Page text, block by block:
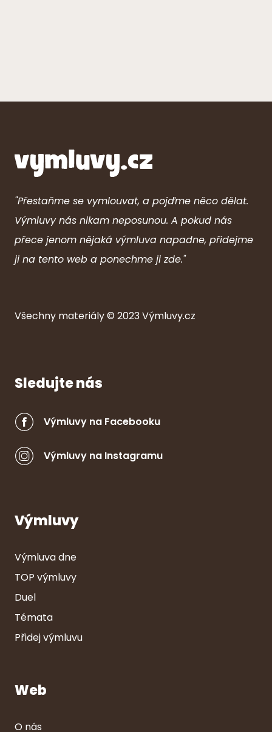
"Přestaňme se vymlouvat, a pojďme něco dělat.
Výmluvy nás nikam neposunou. A pokud nás
přece jenom nějaká výmluva napadne, přidejme
ji na tento web a ponechme ji zde."
Všechny materiály © 2023Výmluvy.cz
Sledujte nás
Výmluvy na Facebooku
Výmluvy na Instagramu
Výmluvy
Výmluva dne
TOP výmluvy
Duel
Témata
Přidej výmluvu
Web
O nás